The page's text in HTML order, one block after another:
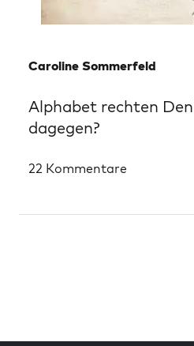
Caroline Sommerfeld
Alphabet rechten
dagegen?
22 Kommentare